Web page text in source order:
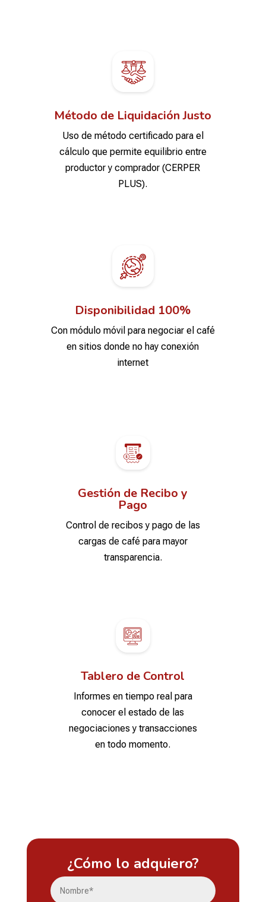
Método de Liquidación Justo
Uso de método certificado para el
cálculo que permite equilibrio entre
productor y comprador (CERPER
PLUS).
Disponibilidad 100%
Con módulo móvil para negociar el café
en sitios donde no hay conexión
internet
Gestión de Recibo y
Pago
Control de recibos y pago de las
cargas de café para mayor
transparencia.
Tablero de Control
Informes en tiempo real para
conocer el estado de las
negociaciones y transacciones
en todo momento.
¿Cómo lo adquiero?